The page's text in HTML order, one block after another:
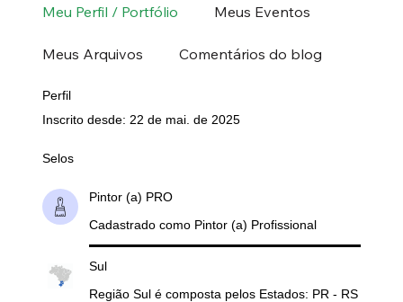
Meu Perfil / Portfólio Meus Eventos
Meus Arquivos Comentários do blog
Perfil
Inscrito desde: 22 de mai. de 2025
Selos
Pintor (a) PRO
Cadastrado como Pintor (a) Profissional
Sul
Região Sul é composta pelos Estados: PR - RS